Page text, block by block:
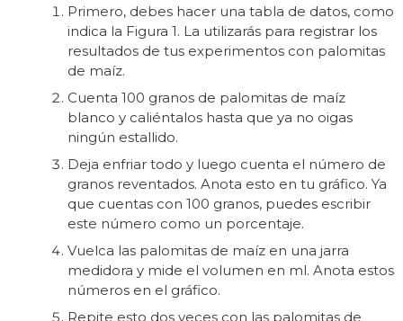
Primero, debes hacer una tabla de datos, como
indica la Figura 1. La utilizarás para registrar los
resultados de tus experimentos con palomitas
de maíz.
Cuenta 100 granos de palomitas de maíz
blanco y caliéntalos hasta que ya no oigas
ningún estallido.
Deja enfriar todo y luego cuenta el número de
granos reventados. Anota esto en tu gráfico. Ya
que cuentas con 100 granos, puedes escribir
este número como un porcentaje.
Vuelca las palomitas de maíz en una jarra
medidora y mide el volumen en ml. Anota estos
números en el gráfico.
Repite esto dos veces con las palomitas de